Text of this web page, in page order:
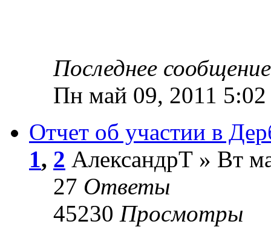
Последнее
Пн май 09, 2011 5:02
Отчет об участии в
1, 2 АлександрТ » Вт
27 Ответы
45230 Просмотры